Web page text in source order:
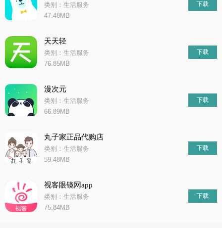
类别：生活服务
47.48MB
下载
天天轻
类别：生活服务
76.85MB
下载
漫次元
类别：生活服务
66.89MB
下载
丸子家正品代购店
类别：生活服务
59.48MB
下载
视客眼镜网app
类别：生活服务
75.84MB
下载